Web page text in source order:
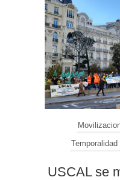
USCAL se